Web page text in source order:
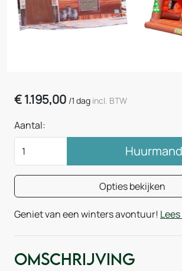
€1.195,00 /1 dag incl. BTW
Aantal:
Opties bekijken
Geniet van een winters avontuur!
Omschrijving